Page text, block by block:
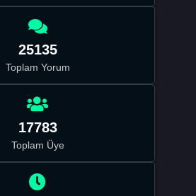
25135
Toplam Yorum
17783
Toplam Üye